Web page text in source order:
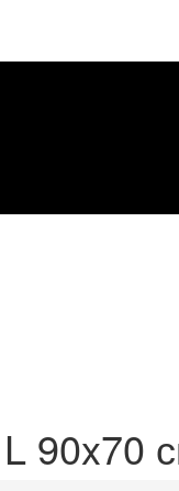
90x70